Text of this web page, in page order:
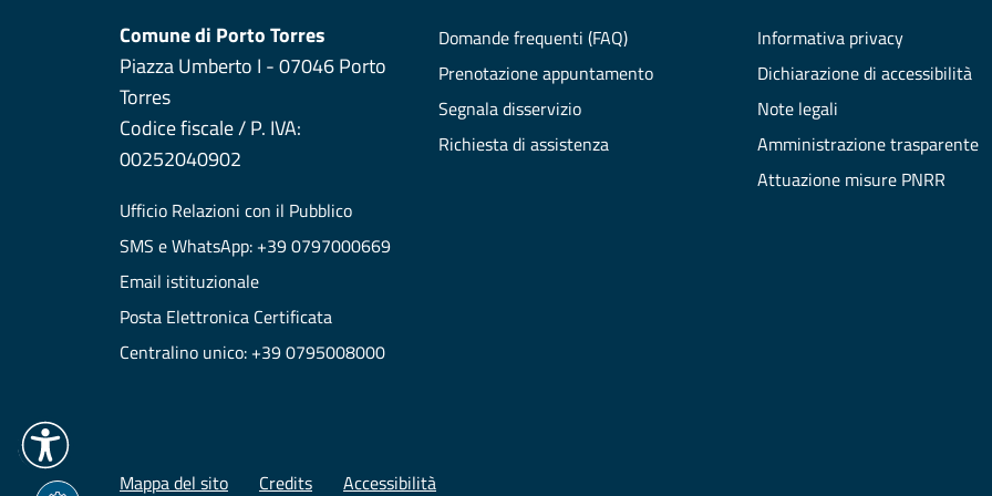
Comune di Porto Torres
Piazza Umberto I - 07046 Porto
Torres
Codice fiscale / P. IVA:
00252040902
Ufficio Relazioni con il Pubblico
SMS e WhatsApp: +39 0797000669
Email istituzionale
Posta Elettronica Certificata
Centralino unico: +39 0795008000
Domande frequenti (FAQ)
Prenotazione appuntamento
Segnala disservizio
Richiesta di assistenza
Informativa privacy
Dichiarazione di accessibilità
Note legali
Amministrazione trasparente
Attuazione misure PNRR
Mappa del sito Credits Accessibilità